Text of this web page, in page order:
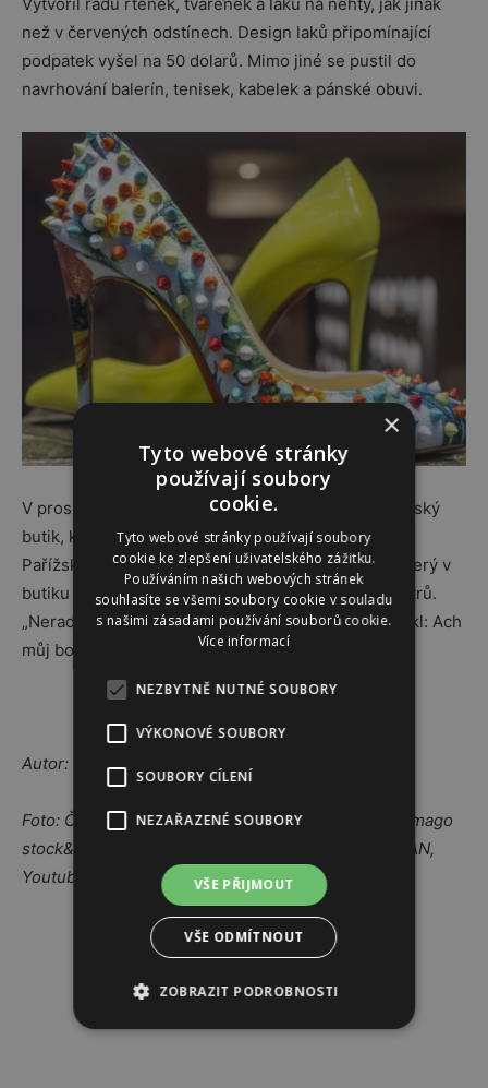
než v červených odstínech. Design laků připomínající
podpatek vyšel na 50 dolarů. Mimo jiné se pustil do
navrhování balerín, tenisek, kabelek a pánské obuvi.
V prosinci minulého roku otevřel Christian první český
butik, který byl umístěn – jak jinak – než v luxusní
Pařížské ulici v centru Prahy. Nejvyšší podpatek, který v
butiku najdete, má neuvěřitelných patnáct centimetrů.
„Nerad bych, aby se někdo podíval na mé boty a řekl: Ach
můj bože! Vypadají tak pohodlně…“
Autor: -tya-
Foto: ČTK/PA/Matt Crossick, imago stock&people/imago
stock&people, AP/Rachelle Blidner, MARK LENNIHAN,
Youtube/Michaeltje1984
Reklama
×
Tyto webové stránky
používají soubory
cookie.
Tyto webové stránky používají soubory
cookie ke zlepšení uživatelského zážitku.
Používáním našich webových stránek
souhlasíte se všemi soubory cookie v souladu
s našimi zásadami používání souborů cookie.
Více informací
NEZBYTNĚ NUTNÉ SOUBORY
VÝKONOVÉ SOUBORY
SOUBORY CÍLENÍ
NEZAŘAZENÉ SOUBORY
VŠE PŘIJMOUT
VŠE ODMÍTNOUT
ZOBRAZIT PODROBNOSTI